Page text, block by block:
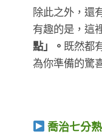
除此之外，還
有趣的是，這
點」。 既然都
為你準備的驚
喬治七分